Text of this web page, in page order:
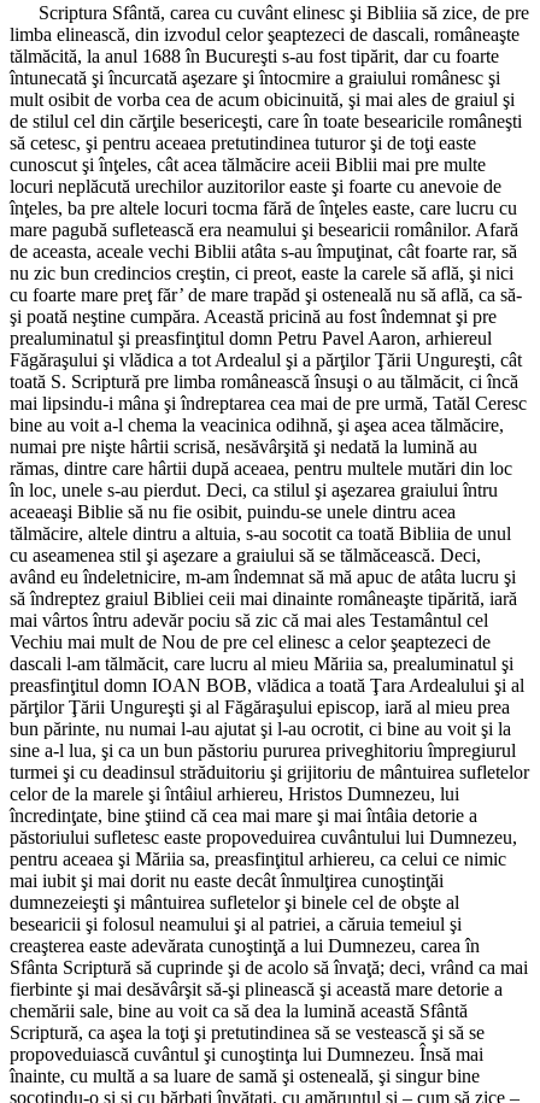
Scriptura Sfântă, carea cu cuvânt elinesc şi Bibliia să zice, de pre
limba elinească, din izvodul celor şeaptezeci de dascali, româneaşte
tălmăcită, la anul 1688 în Bucureşti s-au fost tipărit, dar cu foarte
întunecată şi încurcată aşezare şi întocmire a graiului românesc şi
mult osibit de vorba cea de acum obicinuită, şi mai ales de graiul şi
de stilul cel din cărţile besericeşti, care în toate besearicile româneşti
să cetesc, şi pentru aceaea pretutindinea tuturor şi de toţi easte
cunoscut şi înţeles, cât acea tălmăcire aceii Biblii mai pre multe
locuri neplăcută urechilor auzitorilor easte şi foarte cu anevoie de
înţeles, ba pre altele locuri tocma fără de înţeles easte, care lucru cu
mare pagubă sufletească era neamului şi besearicii românilor. Afară
de aceasta, aceale vechi Biblii atâta s-au împuţinat, cât foarte rar, să
nu zic bun credincios creştin, ci preot, easte la carele să află, şi nici
cu foarte mare preţ făr’ de mare trapăd şi osteneală nu să află, ca să-
şi poată neştine cumpăra. Această pricină au fost îndemnat şi pre
prealuminatul şi preasfinţitul domn Petru Pavel Aaron, arhiereul
Făgăraşului şi vlădica a tot Ardealul şi a părţilor Ţării Ungureşti, cât
toată S. Scriptură pre limba românească însuşi o au tălmăcit, ci încă
mai lipsindu-i mâna şi îndreptarea cea mai de pre urmă, Tatăl Ceresc
bine au voit a-l chema la veacinica odihnă, şi aşea acea tălmăcire,
numai pre nişte hârtii scrisă, nesăvârşită şi nedată la lumină au
rămas, dintre care hârtii după aceaea, pentru multele mutări din loc
în loc, unele s-au pierdut. Deci, ca stilul şi aşezarea graiului întru
aceaeaşi Biblie să nu fie osibit, puindu-se unele dintru acea
tălmăcire, altele dintru a altuia, s-au socotit ca toată Bibliia de unul
cu aseamenea stil şi aşezare a graiului să se tălmăcească. Deci,
având eu îndeletnicire, m-am îndemnat să mă apuc de atâta lucru şi
să îndreptez graiul Bibliei ceii mai dinainte româneaşte tipărită, iară
mai vârtos întru adevăr pociu să zic că mai ales Testamântul cel
Vechiu mai mult de Nou de pre cel elinesc a celor şeaptezeci de
dascali l-am tălmăcit, care lucru al mieu Măriia sa, prealuminatul şi
preasfinţitul domn IOAN BOB, vlădica a toată Ţara Ardealului şi al
părţilor Ţării Ungureşti şi al Făgăraşului episcop, iară al mieu prea
bun părinte, nu numai l-au ajutat şi l-au ocrotit, ci bine au voit şi la
sine a-l lua, şi ca un bun păstoriu pururea priveghitoriu împregiurul
turmei şi cu deadinsul străduitoriu şi grijitoriu de mântuirea sufletelor
celor de la marele şi întâiul arhiereu, Hristos Dumnezeu, lui
încredinţate, bine ştiind că cea mai mare şi mai întâia detorie a
păstoriului sufletesc easte propoveduirea cuvântului lui Dumnezeu,
pentru aceaea şi Măriia sa, preasfinţitul arhiereu, ca celui ce nimic
mai iubit şi mai dorit nu easte decât înmulţirea cunoştinţăi
dumnezeieşti şi mântuirea sufletelor şi binele cel de obşte al
besearicii şi folosul neamului şi al patriei, a căruia temeiul şi
creaşterea easte adevărata cunoştinţă a lui Dumnezeu, carea în
Sfânta Scriptură să cuprinde şi de acolo să învaţă; deci, vrând ca mai
fierbinte şi mai desăvârşit să-şi plinească şi această mare detorie a
chemării sale, bine au voit ca să dea la lumină această Sfântă
Scriptură, ca aşea la toţi şi pretutindinea să se vestească şi să se
propoveduiască cuvântul şi cunoştinţa lui Dumnezeu. Însă mai
înainte, cu multă a sa luare de samă şi osteneală, şi singur bine
socotindu-o şi şi cu bărbaţi învăţaţi, cu amăruntul şi – cum să zice –